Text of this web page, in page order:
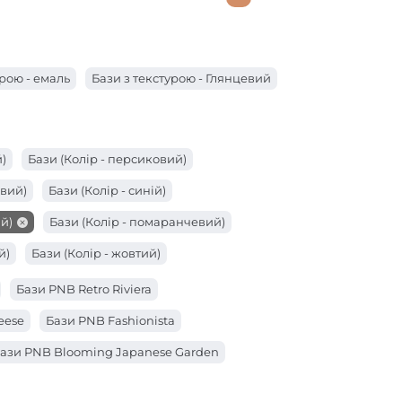
- емаль Бази з текстурою - Глянцевий
Бази (Колір - персиковий)
Бази (Колір - синій)
Бази (Колір - помаранчевий)
Бази (Колір - жовтий)
Бази (Колір - бірюзовий)
Бази PNB Retro Riviera
Бази PNB Fashionista
PNB Blooming Japanese Garden